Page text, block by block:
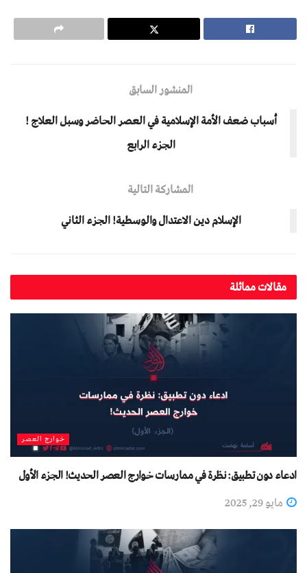
المنشور السابق
أسباب ضعف الأمة الإسلامية في العصر الحاضر وسبل العلاج !
الجزء الرابع
المشاركة التالية
الإسلام دين الاعتدال والوسطية! الجزء الثاني
مقالات مماثلة
خوارج العصر
ادعاء دون تطبيق: نظرة في ممارسات خوارج العصر الحديث! الجزء الأول
مايو 29, 2025